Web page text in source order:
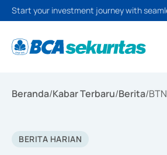
Start your investment journey with
Beranda/Kabar Terbaru/Berita/
BERITA HARIAN